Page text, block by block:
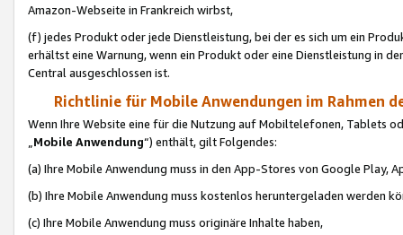
Amazon-Webseite in Frankreich wirbst,
(f) jedes Produkt oder jede Dienstleistung, bei der es sich um ein
erhältst eine Warnung, wenn ein Produkt oder eine Dienstleistung in
Central ausgeschlossen ist.
Richtlinie für Mobile Anwendungen im Rahmen
Wenn Ihre Website eine für die Nutzung auf Mobiltelefonen, Tablets
„Mobile Anwendung“) enthält, gilt Folgendes:
(a) Ihre Mobile Anwendung muss in den App-Stores von Google Play,
(b) Ihre Mobile Anwendung muss kostenlos heruntergeladen werden
(c) Ihre Mobile Anwendung muss originäre Inhalte haben,